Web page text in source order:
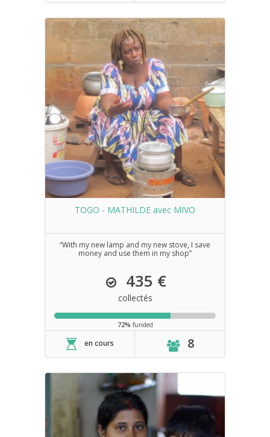
TOGO - MATHILDE avec MIVO
“With my new lamp and my new stove, I save
money and use them in my shop”
435 €
collectés
72% funded
en cours 8